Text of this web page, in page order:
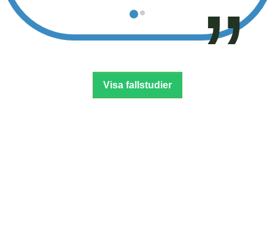
jämfört med VBA.
Katz | Intersoft, USA
Visa fallstudier